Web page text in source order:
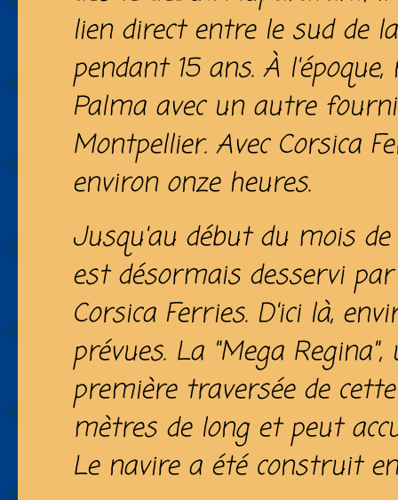
lien direct entre le sud de
pendant 15 ans. À
Palma avec un autre
Montpellier. Avec Corsica
environ onze heures.
Jusqu'au début du mois
est désormais desservi
Corsica Ferries. D'ici là,
prévues. La "Mega
première traversée de
mètres de long et peut
Le navire a été construit